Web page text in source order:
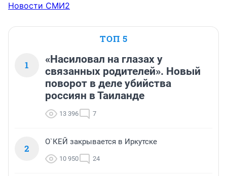
Новости СМИ2
ТОП 5
1
«Насиловал на глазах у
связанных родителей». Новый
поворот в деле убийства
россиян в Таиланде
13 396 7
2
О`КЕЙ закрывается в Иркутске
10 950 24